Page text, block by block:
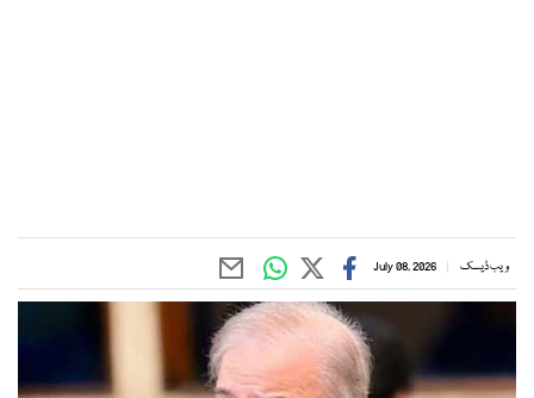
ویب ڈیسک July 08, 2026